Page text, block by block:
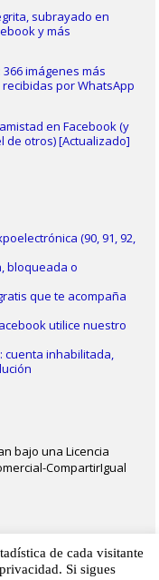
subrayado en
y más
imágenes más
por WhatsApp
en Facebook (y
de otros) [Actualizado]
(90, 91, 92,
bloqueada o
que te acompaña
utilice nuestro
cuenta inhabilitada,
bajo una Licencia
CompartirIgual
| Mapa web|Aviso legal
de cada visitante
Si sigues